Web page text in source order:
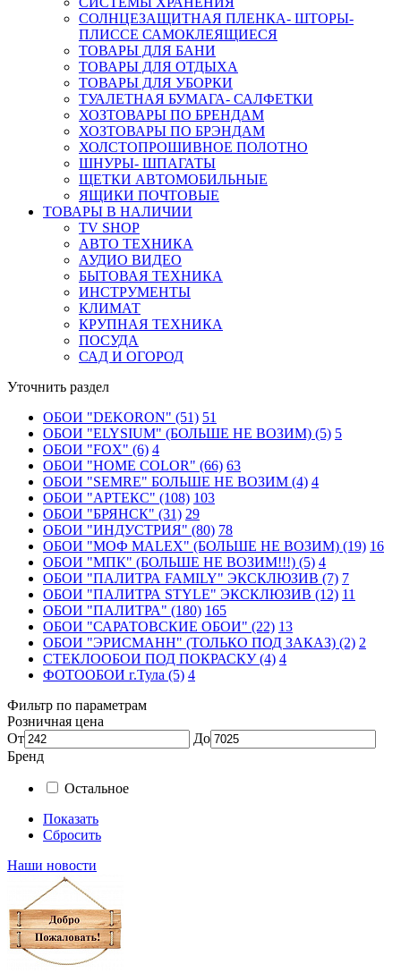
СОЛНЦЕЗАЩИТНАЯ ПЛЕНКА- ШТОРЫ-
ПЛИССЕ САМОКЛЕЯЩИЕСЯ
ТОВАРЫ ДЛЯ БАНИ
ТОВАРЫ ДЛЯ ОТДЫХА
ТОВАРЫ ДЛЯ УБОРКИ
ТУАЛЕТНАЯ БУМАГА- САЛФЕТКИ
ХОЗТОВАРЫ ПО БРЕНДАМ
ХОЗТОВАРЫ ПО БРЭНДАМ
ХОЛСТОПРОШИВНОЕ ПОЛОТНО
ШНУРЫ- ШПАГАТЫ
ЩЕТКИ АВТОМОБИЛЬНЫЕ
ЯЩИКИ ПОЧТОВЫЕ
ТОВАРЫ В НАЛИЧИИ
TV SHOP
АВТО ТЕХНИКА
АУДИО ВИДЕО
БЫТОВАЯ ТЕХНИКА
ИНСТРУМЕНТЫ
КЛИМАТ
КРУПНАЯ ТЕХНИКА
ПОСУДА
САД И ОГОРОД
Уточнить раздел
ОБОИ "DEKORON" (51) 51
ОБОИ "ELYSIUM" (БОЛЬШЕ НЕ ВОЗИМ) (5) 5
ОБОИ "FOX" (6) 4
ОБОИ "HOME COLOR" (66) 63
ОБОИ "SEMRE" БОЛЬШЕ НЕ ВОЗИМ (4) 4
ОБОИ "АРТЕКС" (108) 103
ОБОИ "БРЯНСК" (31) 29
ОБОИ "ИНДУСТРИЯ" (80) 78
ОБОИ "МОФ MALEX" (БОЛЬШЕ НЕ ВОЗИМ) (19) 16
ОБОИ "МПК" (БОЛЬШЕ НЕ ВОЗИМ!!!) (5) 4
ОБОИ "ПАЛИТРА FAMILY" ЭКСКЛЮЗИВ (7) 7
ОБОИ "ПАЛИТРА STYLE" ЭКСКЛЮЗИВ (12) 11
ОБОИ "ПАЛИТРА" (180) 165
ОБОИ "САРАТОВСКИЕ ОБОИ" (22) 13
ОБОИ "ЭРИСМАНН" (ТОЛЬКО ПОД ЗАКАЗ) (2) 2
СТЕКЛООБОИ ПОД ПОКРАСКУ (4) 4
ФОТООБОИ г.Тула (5) 4
Фильтр по параметрам
Розничная цена
От
До
Бренд
Остальное
Показать
Сбросить
Наши новости